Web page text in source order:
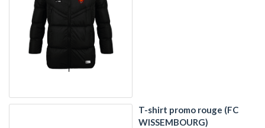
T-shirt promo rouge (FC
WISSEMBOURG)